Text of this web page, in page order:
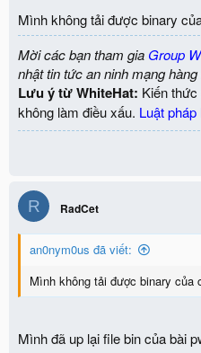
Mình không tải được binary
Mời các bạn tham gia Group
nhật tin tức an ninh mạng hàng
Lưu ý từ WhiteHat: Kiến
không làm điều xấu. Luật
R RadCet
an0nym0us đã viết:
Mình không tải được binary của
Mình đã up lại file bin của bài